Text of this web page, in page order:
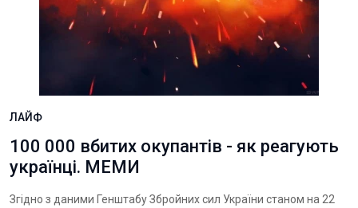
ЛАЙФ
100 000 вбитих окупантів - як реагують
українці. МЕМИ
Згідно з даними Генштабу Збройних сил України станом на 22